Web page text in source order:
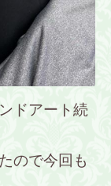
ドアート続
ので今回も